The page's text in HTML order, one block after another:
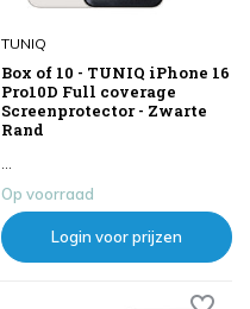
TUNIQ
Box of 10 - TUNIQ iPhone 16
Pro10D Full coverage
Screenprotector - Zwarte
Rand
...
Op voorraad
Login voor prijzen